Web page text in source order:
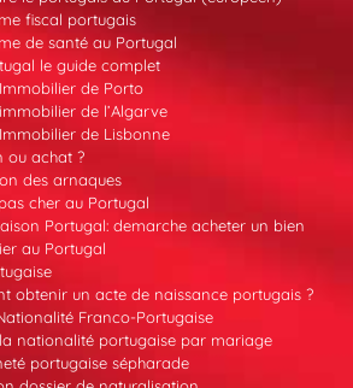
fiscal portugais
de santé au Portugal
le guide complet
de Porto
de l’Algarve
de Lisbonne
ou achat ?
des arnaques
cher au Portugal
Portugal: demarche acheter un bien
au Portugal
obtenir un acte de naissance portugais ?
Franco-Portugaise
nationalité portugaise par mariage
portugaise sépharade